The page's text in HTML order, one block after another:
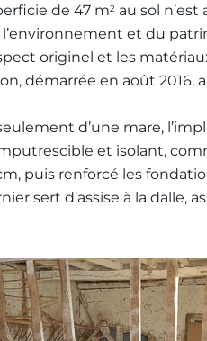
de 47 m2 au sol
et du
originel et les
démarrée en août 2016,
d’une mare,
et isolant,
puis renforcé les
sert d’assise à la dalle,